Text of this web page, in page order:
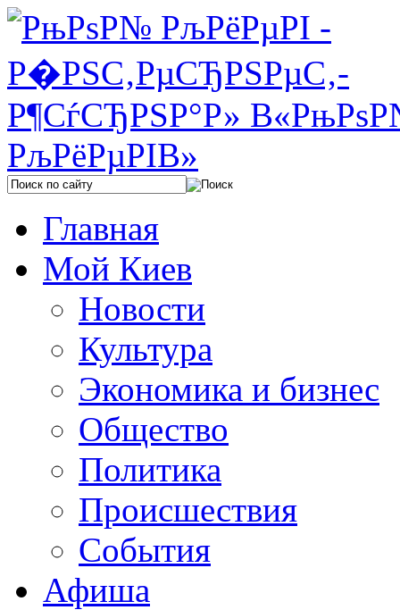
Главная
Мой Киев
Новости
Культура
Экономика и бизнес
Общество
Политика
Происшествия
События
Афиша